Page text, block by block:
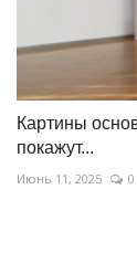
Картины
покажут...
Июнь 11, 2025 0